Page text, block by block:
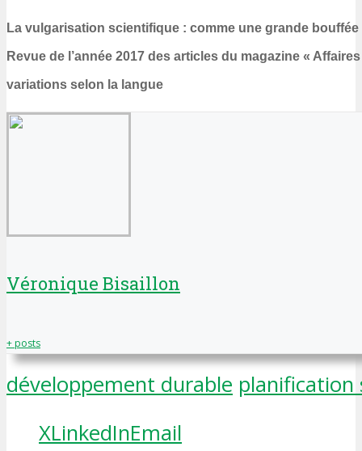
La vulgarisation scientifique : comme une grande bouffée
Revue de l’année 2017 des articles du magazine «
variations selon la langue
Véronique Bisaillon
+ posts
développement durable
XLinkedInEmail